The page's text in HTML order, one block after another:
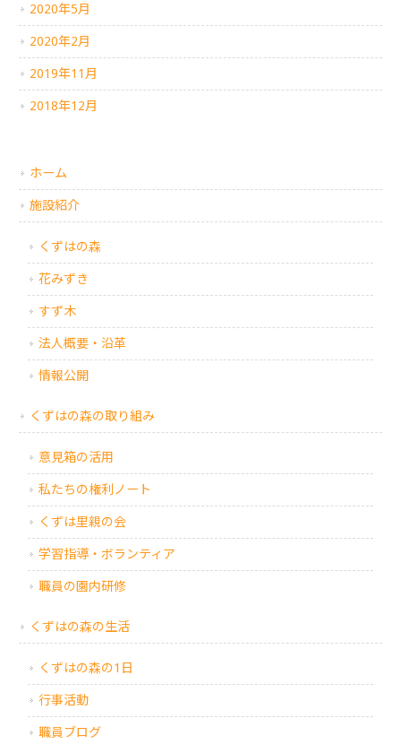
2020年5月
2020年2月
2019年11月
2018年12月
ホーム
施設紹介
くずはの森
花みずき
すず木
法人概要・沿革
情報公開
くずはの森の取り組み
意見箱の活用
私たちの権利ノート
くずは里親の会
学習指導・ボランティア
職員の園内研修
くずはの森の生活
くずはの森の1日
行事活動
職員ブログ